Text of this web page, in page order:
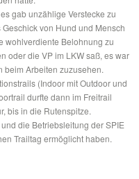
gab unzählige Verstecke zu
von Hund und Mensch
wohlverdiente Belohnung zu
oder die VP im LKW saß, es war
beim Arbeiten zuzusehen.
(Indoor mit Outdoor und
durfte dann im Freitrail
bis in die Rutenspitze.
die Betriebsleitung der SPIE
Trailtag ermöglicht haben.